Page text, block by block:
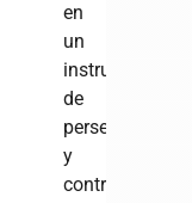
en
un
instrumento
de
persecución
y
control”.